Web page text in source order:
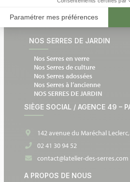
Notre catalogue en ligne
Devis gratuit et sans engagement
Devenir partenaire
NOS SERRES DE JARDIN
Nos Serres en verre
Nos Serres de culture
Nos Serres adossées
Nos Serres à l’ancienne
NOS SERRES DE JARDIN
SIÈGE SOCIAL / AGENCE 49 –
142 avenue du Maréchal
02 41 30 94 52
contact@latelier-des-serres.com
A PROPOS DE NOUS